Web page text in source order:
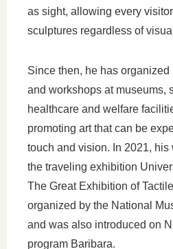
as sight, allowing every
sculptures regardless of
Since then, he has
and workshops at museums,
healthcare and welfare
promoting art that can be
touch and vision. In 2021, his
the traveling exhibition
The Great Exhibition of
organized by the National
and was also introduced on
program Baribara.